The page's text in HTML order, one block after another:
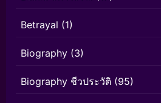
Betrayal (1)
Biography (3)
Biography ชีวประวัติ (95)